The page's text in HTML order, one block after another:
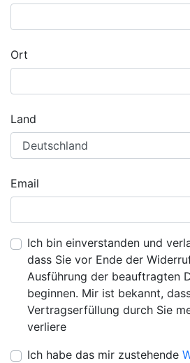
Ort
Land
Email
Ich bin einverstanden und
dass Sie vor Ende der
Ausführung der beauftragten
beginnen. Mir ist bekannt,
Vertragserfüllung durch Sie
verliere
Ich habe das mir zustehende